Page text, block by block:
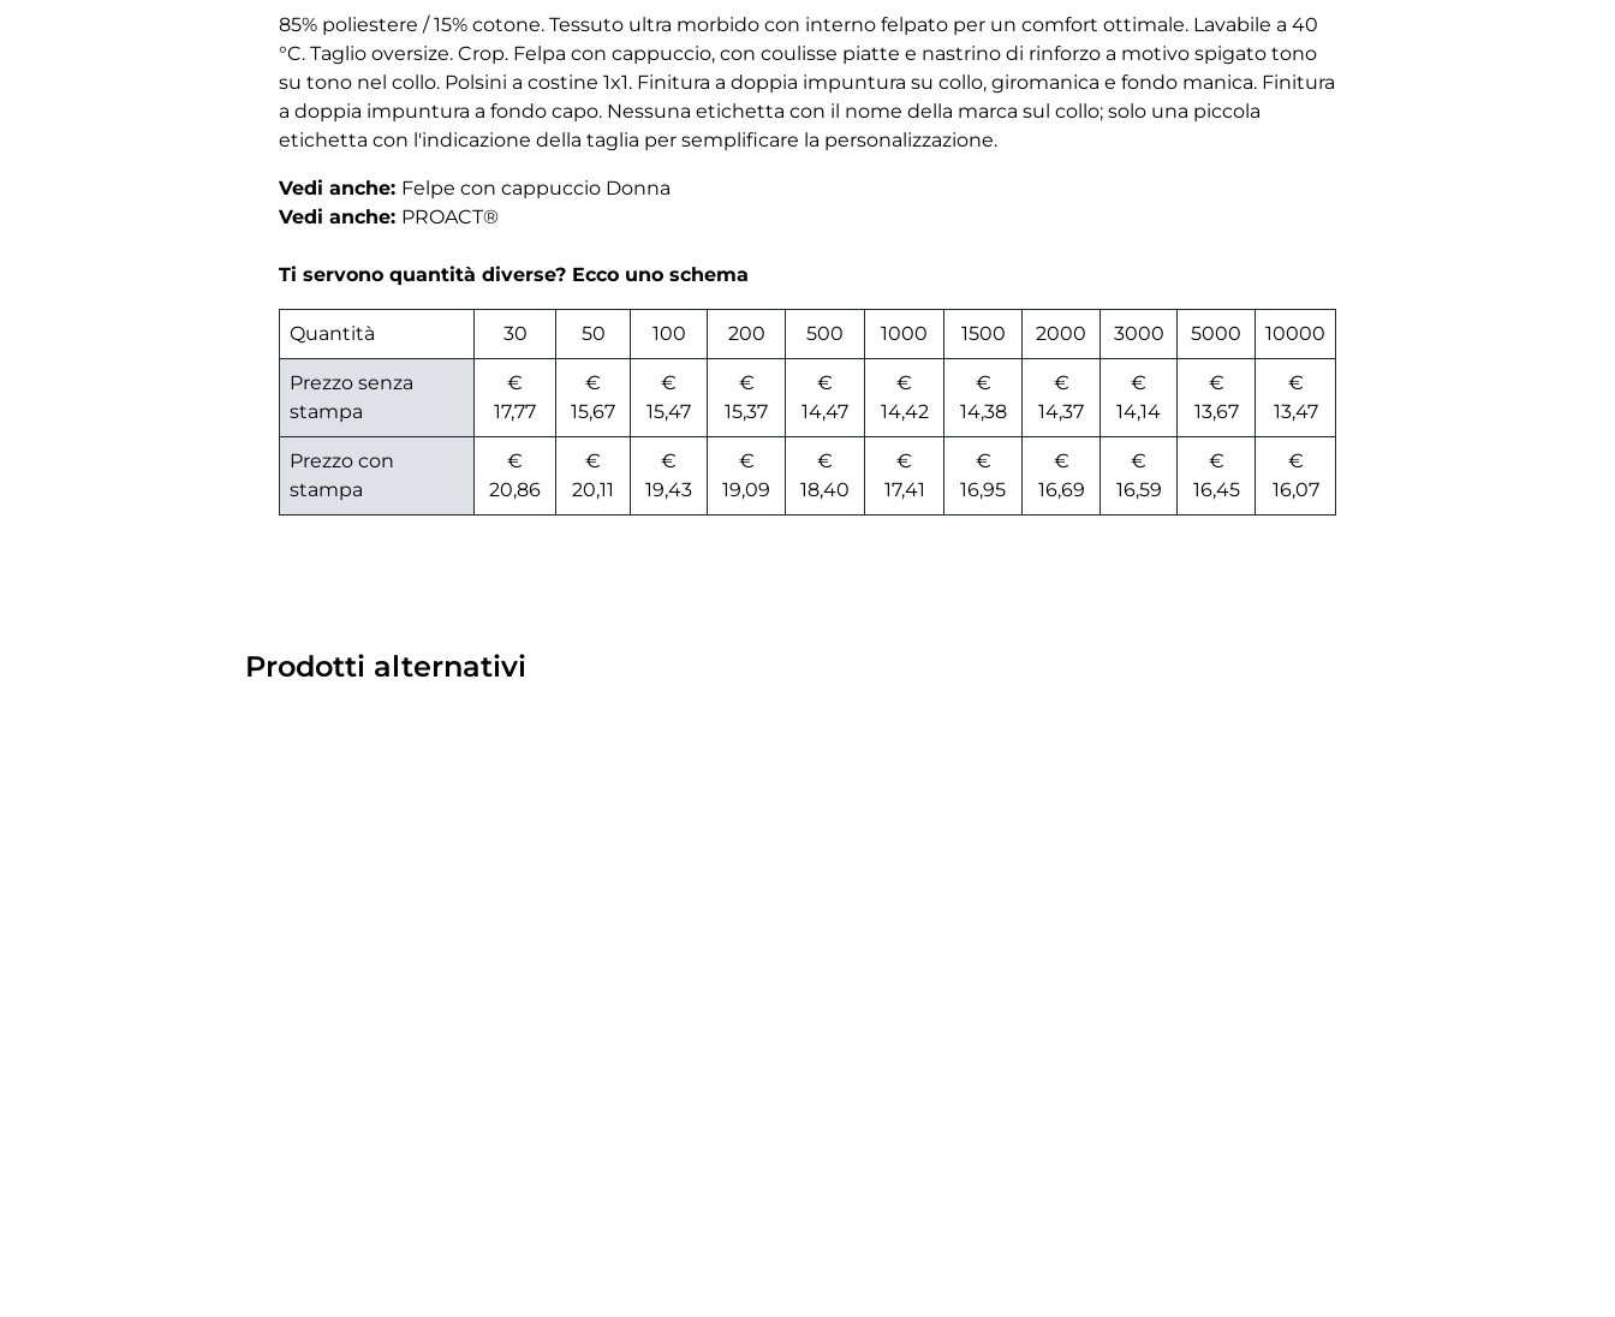
85% poliestere / 15% cotone. Tessuto ultra morbido con interno felpato per un comfort ottimale. Lavabile a 40
°C. Taglio oversize. Crop. Felpa con cappuccio, con coulisse piatte e nastrino di rinforzo a motivo spigato tono
su tono nel collo. Polsini a costine 1x1. Finitura a doppia impuntura su collo, giromanica e fondo manica. Finitura
a doppia impuntura a fondo capo. Nessuna etichetta con il nome della marca sul collo; solo una piccola
etichetta con l'indicazione della taglia per semplificare la personalizzazione.
Vedi anche: Felpe con cappuccio Donna
Vedi anche: PROACT®
Ti servono quantità diverse? Ecco uno schema
Quantità 30 50 100 200 500 1000 1500 2000 3000 5000 10000
Prezzo senza
stampa
€
17,77
€
15,67
€
15,47
€
15,37
€
14,47
€
14,42
€
14,38
€
14,37
€
14,14
€
13,67
€
13,47
Prezzo con
stampa
€
20,86
€
20,11
€
19,43
€
19,09
€
18,40
€
17,41
€
16,95
€
16,69
€
16,59
€
16,45
€
16,07
Prodotti alternativi